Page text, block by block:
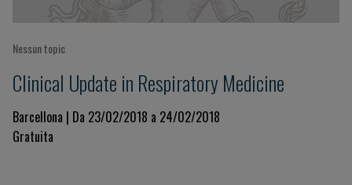
Nessun topic
Clinical Update in Respiratory Medicine
Barcellona | Da 23/02/2018 a 24/02/2018
Gratuita